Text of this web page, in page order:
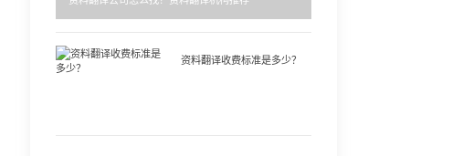
资料翻译收费标准是多少？